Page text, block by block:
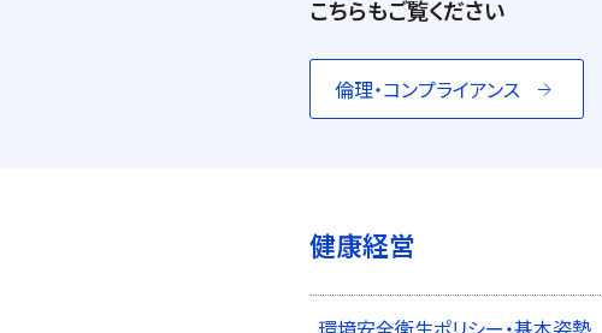
こちらもご覧ください
倫理・コンプライアンス
健康経営